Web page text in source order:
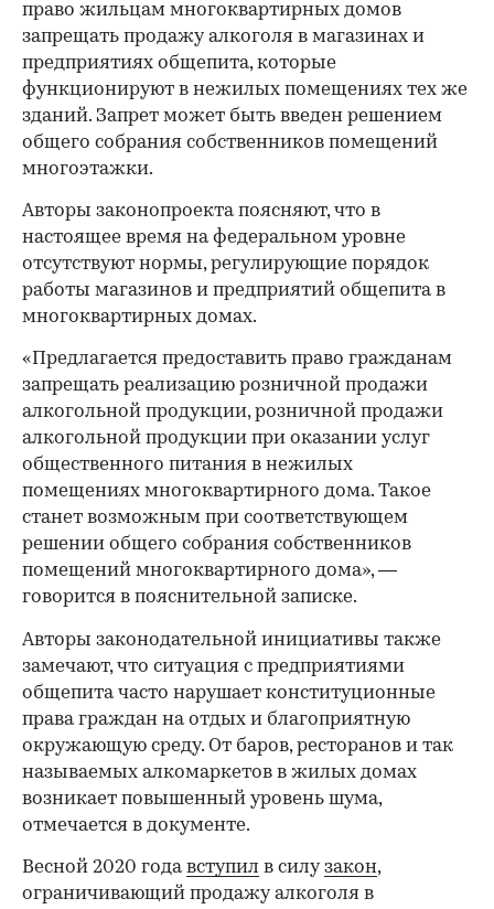
право жильцам многоквартирных домов
запрещать продажу алкоголя в магазинах и
предприятиях общепита, которые
функционируют в нежилых помещениях тех же
зданий. Запрет может быть введен решением
общего собрания собственников помещений
многоэтажки.
Авторы законопроекта поясняют, что в
настоящее время на федеральном уровне
отсутствуют нормы, регулирующие порядок
работы магазинов и предприятий общепита в
многоквартирных домах.
«Предлагается предоставить право гражданам
запрещать реализацию розничной продажи
алкогольной продукции, розничной продажи
алкогольной продукции при оказании услуг
общественного питания в нежилых
помещениях многоквартирного дома. Такое
станет возможным при соответствующем
решении общего собрания собственников
помещений многоквартирного дома», —
говорится в пояснительной записке.
Авторы законодательной инициативы также
замечают, что ситуация с предприятиями
общепита часто нарушает конституционные
права граждан на отдых и благоприятную
окружающую среду. От баров, ресторанов и так
называемых алкомаркетов в жилых домах
возникает повышенный уровень шума,
отмечается в документе.
Весной 2020 годавступил в силузакон,
ограничивающий продажу алкоголя в